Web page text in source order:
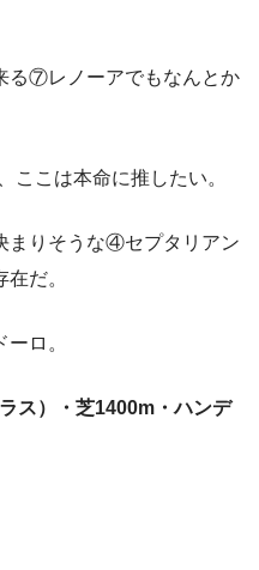
る⑦レノーアでもなんとか
ここは本命に推したい。
まりそうな④セプタリアン
だ。
ロ。
ス）・芝1400m・ハンデ